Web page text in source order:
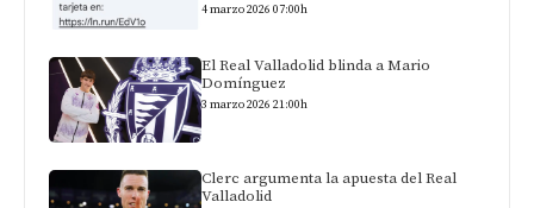
4 marzo 2026 07:00h
El Real Valladolid blinda a Mario
Domínguez
3 marzo 2026 21:00h
Clerc argumenta la apuesta del Real
Valladolid